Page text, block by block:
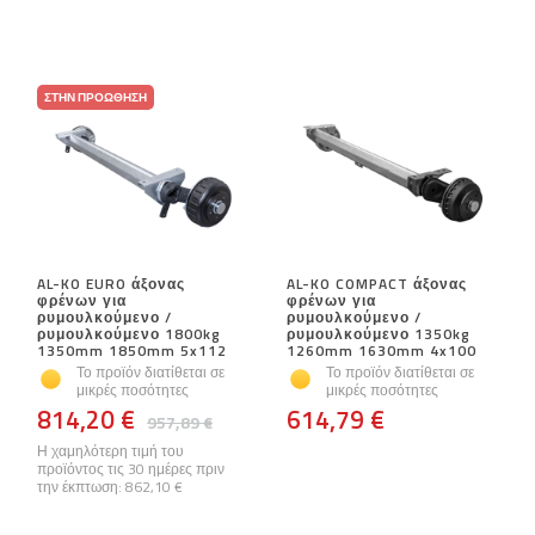
ΣΤΗΝ ΠΡΟΏΘΗΣΗ
AL-KO EURO άξονας
φρένων για
ρυμουλκούμενο /
ρυμουλκούμενο 1800kg
1350mm 1850mm 5x112
Το προϊόν διατίθεται σε
μικρές ποσότητες
957,89 €
814,20 €
Η χαμηλότερη τιμή του
προϊόντος τις 30 ημέρες πριν
την έκπτωση: 862,10 €
AL-KO COMPACT άξονας
φρένων για
ρυμουλκούμενο /
ρυμουλκούμενο 1350kg
1260mm 1630mm 4x100
Το προϊόν διατίθεται σε
μικρές ποσότητες
614,79 €